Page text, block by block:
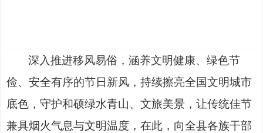
深入推进移风易俗，涵养文明健康、绿色节
俭、安全有序的节日新风，持续擦亮全国文明城市
底色，守护和硕绿水青山、文旅美景，让传统佳节
兼具烟火气息与文明温度，在此，向全县各族干部